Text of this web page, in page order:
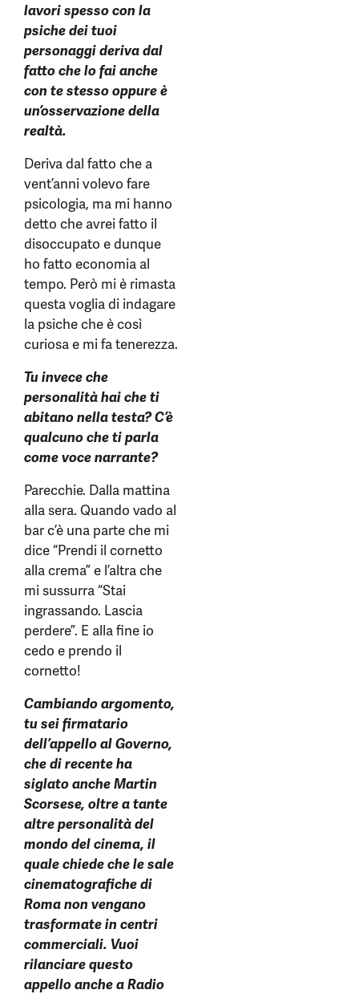
lavori spesso con la
psiche dei tuoi
personaggi deriva dal
fatto che lo fai anche
con te stesso oppure è
un’osservazione della
realtà.
Deriva dal fatto che a
vent’anni volevo fare
psicologia, ma mi hanno
detto che avrei fatto il
disoccupato e dunque
ho fatto economia al
tempo. Però mi è rimasta
questa voglia di indagare
la psiche che è così
curiosa e mi fa tenerezza.
Tu invece che
personalità hai che ti
abitano nella testa? C’è
qualcuno che ti parla
come voce narrante?
Parecchie. Dalla mattina
alla sera. Quando vado al
bar c’è una parte che mi
dice “Prendi il cornetto
alla crema” e l’altra che
mi sussurra “Stai
ingrassando. Lascia
perdere”. E alla fine io
cedo e prendo il
cornetto!
Cambiando argomento,
tu sei firmatario
dell’appello al Governo,
che di recente ha
siglato anche Martin
Scorsese, oltre a tante
altre personalità del
mondo del cinema, il
quale chiede che le sale
cinematografiche di
Roma non vengano
trasformate in centri
commerciali. Vuoi
rilanciare questo
appello anche a Radio